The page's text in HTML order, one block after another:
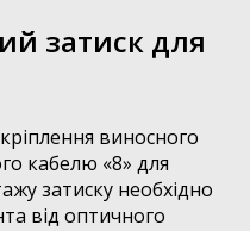
затиск для
виносного
кабелю «8» для
затиску необхідно
від оптичного